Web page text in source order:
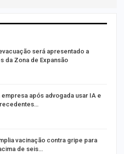
será apresentado a
da Zona de Expansão
empresa após advogada usar IA e
vacinação contra gripe para
de seis…